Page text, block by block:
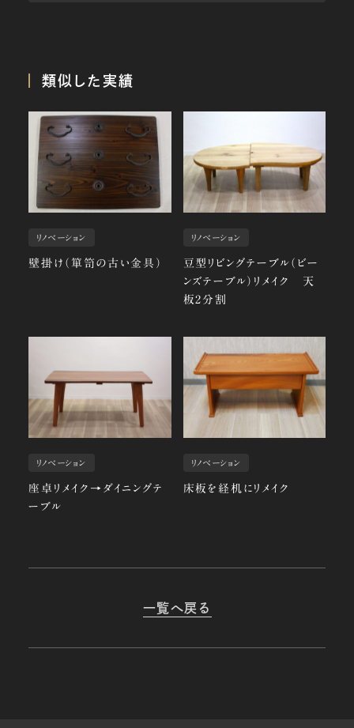
類似した実績
リノベーション
壁掛け（箪笥の古い金具）
リノベーション
豆型リビングテーブル（ビー
ンズテーブル）リメイク 天
板2分割
リノベーション
座卓リメイク→ダイニングテ
ーブル
リノベーション
床板を経机にリメイク
一覧へ戻る